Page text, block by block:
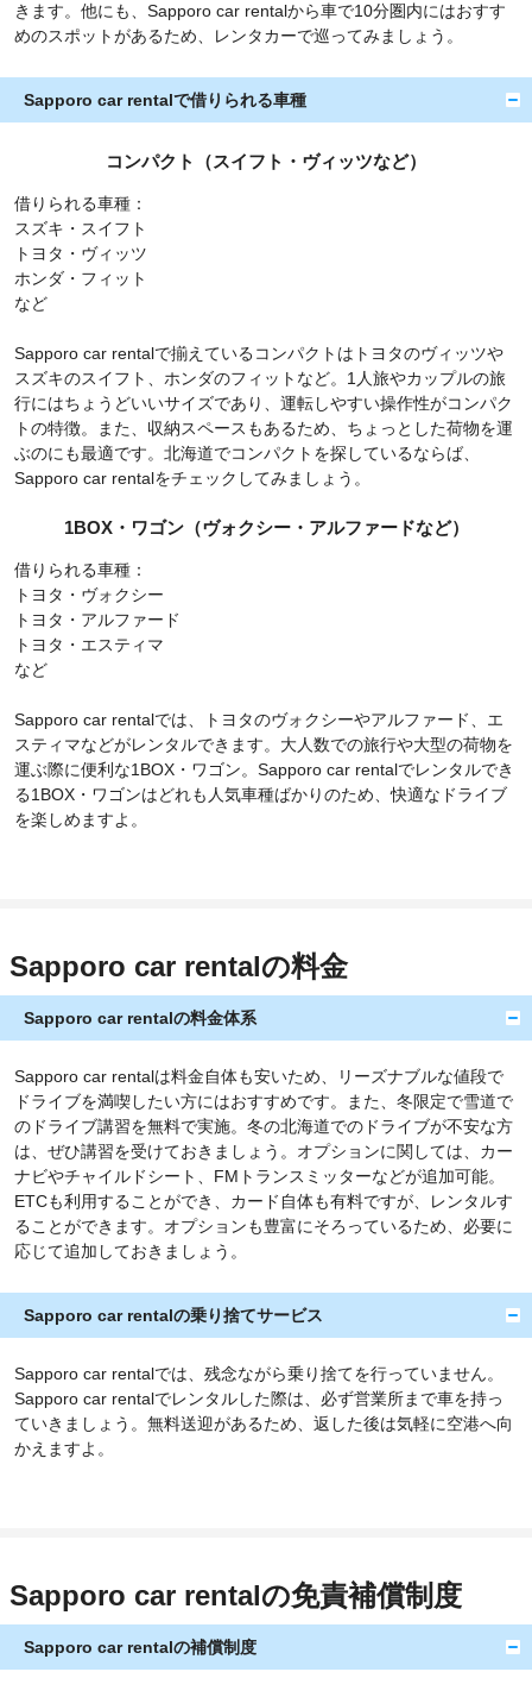
きます。他にも、Sapporo car rentalから車で10分圏内にはおすす
めのスポットがあるため、レンタカーで巡ってみましょう。
Sapporo car rentalで借りられる車種
コンパクト（スイフト・ヴィッツなど）
借りられる車種：
スズキ・スイフト
トヨタ・ヴィッツ
ホンダ・フィット
など
Sapporo car rentalで揃えているコンパクトはトヨタのヴィッツや
スズキのスイフト、ホンダのフィットなど。1人旅やカップルの旅
行にはちょうどいいサイズであり、運転しやすい操作性がコンパク
トの特徴。また、収納スペースもあるため、ちょっとした荷物を運
ぶのにも最適です。北海道でコンパクトを探しているならば、
Sapporo car rentalをチェックしてみましょう。
1BOX・ワゴン（ヴォクシー・アルファードなど）
借りられる車種：
トヨタ・ヴォクシー
トヨタ・アルファード
トヨタ・エスティマ
など
Sapporo car rentalでは、トヨタのヴォクシーやアルファード、エ
スティマなどがレンタルできます。大人数での旅行や大型の荷物を
運ぶ際に便利な1BOX・ワゴン。Sapporo car rentalでレンタルでき
る1BOX・ワゴンはどれも人気車種ばかりのため、快適なドライブ
を楽しめますよ。
Sapporo car rentalの料金
Sapporo car rentalの料金体系
Sapporo car rentalは料金自体も安いため、リーズナブルな値段で
ドライブを満喫したい方にはおすすめです。また、冬限定で雪道で
のドライブ講習を無料で実施。冬の北海道でのドライブが不安な方
は、ぜひ講習を受けておきましょう。オプションに関しては、カー
ナビやチャイルドシート、FMトランスミッターなどが追加可能。
ETCも利用することができ、カード自体も有料ですが、レンタルす
ることができます。オプションも豊富にそろっているため、必要に
応じて追加しておきましょう。
Sapporo car rentalの乗り捨てサービス
Sapporo car rentalでは、残念ながら乗り捨てを行っていません。
Sapporo car rentalでレンタルした際は、必ず営業所まで車を持っ
ていきましょう。無料送迎があるため、返した後は気軽に空港へ向
かえますよ。
Sapporo car rentalの免責補償制度
Sapporo car rentalの補償制度